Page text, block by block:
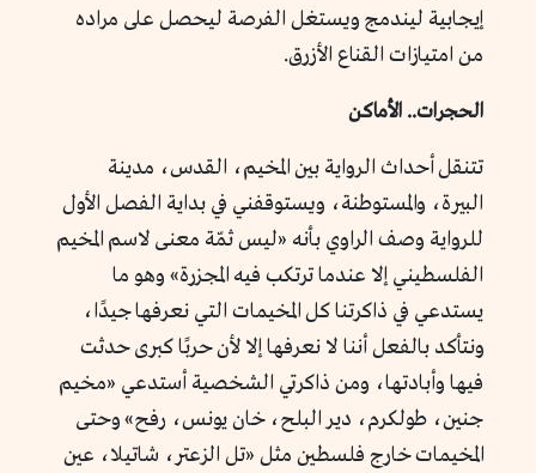
إيجابية ليندمج ويستغل الفرصة ليحصل على مراده
من امتيازات القناع الأزرق.
الحجرات.. الأماكن
تتنقل أحداث الرواية بين المخيم، القدس، مدينة
البيرة، والمستوطنة، ويستوقفني في بداية الفصل الأول
للرواية وصف الراوي بأنه «ليس ثمّة معنى لاسم المخيم
الفلسطيني إلا عندما ترتكب فيه المجزرة» وهو ما
يستدعي في ذاكرتنا كل المخيمات التي نعرفها جيدًا،
ونتأكد بالفعل أننا لا نعرفها إلا لأن حربًا كبرى حدثت
فيها وأبادتها، ومن ذاكرتي الشخصية أستدعي «مخيم
جنين، طولكرم، دير البلح، خان يونس، رفح» وحتى
المخيمات خارج فلسطين مثل «تل الزعتر، شاتيلا، عين